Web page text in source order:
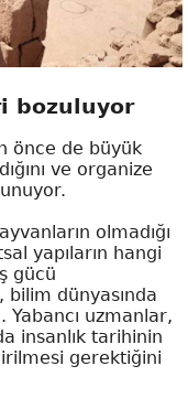
bozuluyor
önce de büyük
ve organize
olmadığı
yapıların hangi
gücü
bilim dünyasında
Yabancı uzmanlar,
insanlık tarihinin
gerektiğini